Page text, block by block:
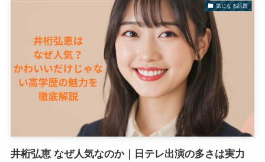
気になる話題
井桁弘恵 なぜ人気なのか｜日テレ出演の多さは実力